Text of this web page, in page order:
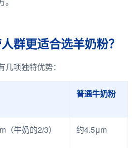
群更适合选羊奶粉？
项独特优势：
普通牛奶粉
（牛奶的2/3） 约4.5μm